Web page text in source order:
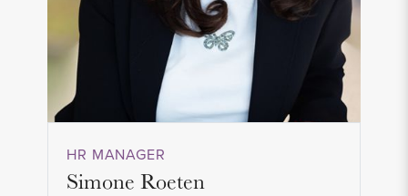
HR MANAGER
Simone Roeten